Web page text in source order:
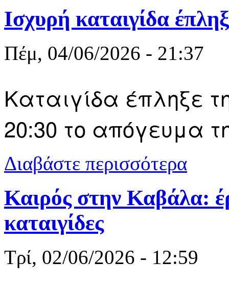
Ισχυρή καταιγίδα
Πέμ, 04/06/2026 - 21:37
Καταιγίδα έπληξε
20:30 το απόγευμα
Διαβάστε περισσότερα
Καιρός στην Καβάλα:
καταιγίδες
Τρί, 02/06/2026 - 12:59